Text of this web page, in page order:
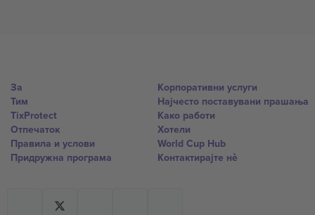
За
Тим
TixProtect
Отпечаток
Правила и услови
Придружна програма
Корпоративни услуги
Најчесто поставувани прашања
Како работи
Хотели
World Cup Hub
Контактирајте нѐ